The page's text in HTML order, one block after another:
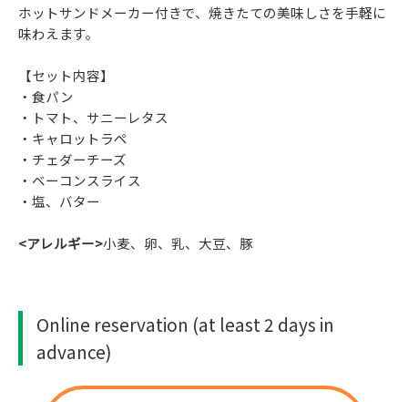
ホットサンドメーカー付きで、焼きたての美味しさを手軽に
味わえます。
【セット内容】
・食パン
・トマト、サニーレタス
・キャロットラペ
・チェダーチーズ
・ベーコンスライス
・塩、バター
<アレルギー>小麦、卵、乳、大豆、豚
Online reservation (at least 2 days in
advance)